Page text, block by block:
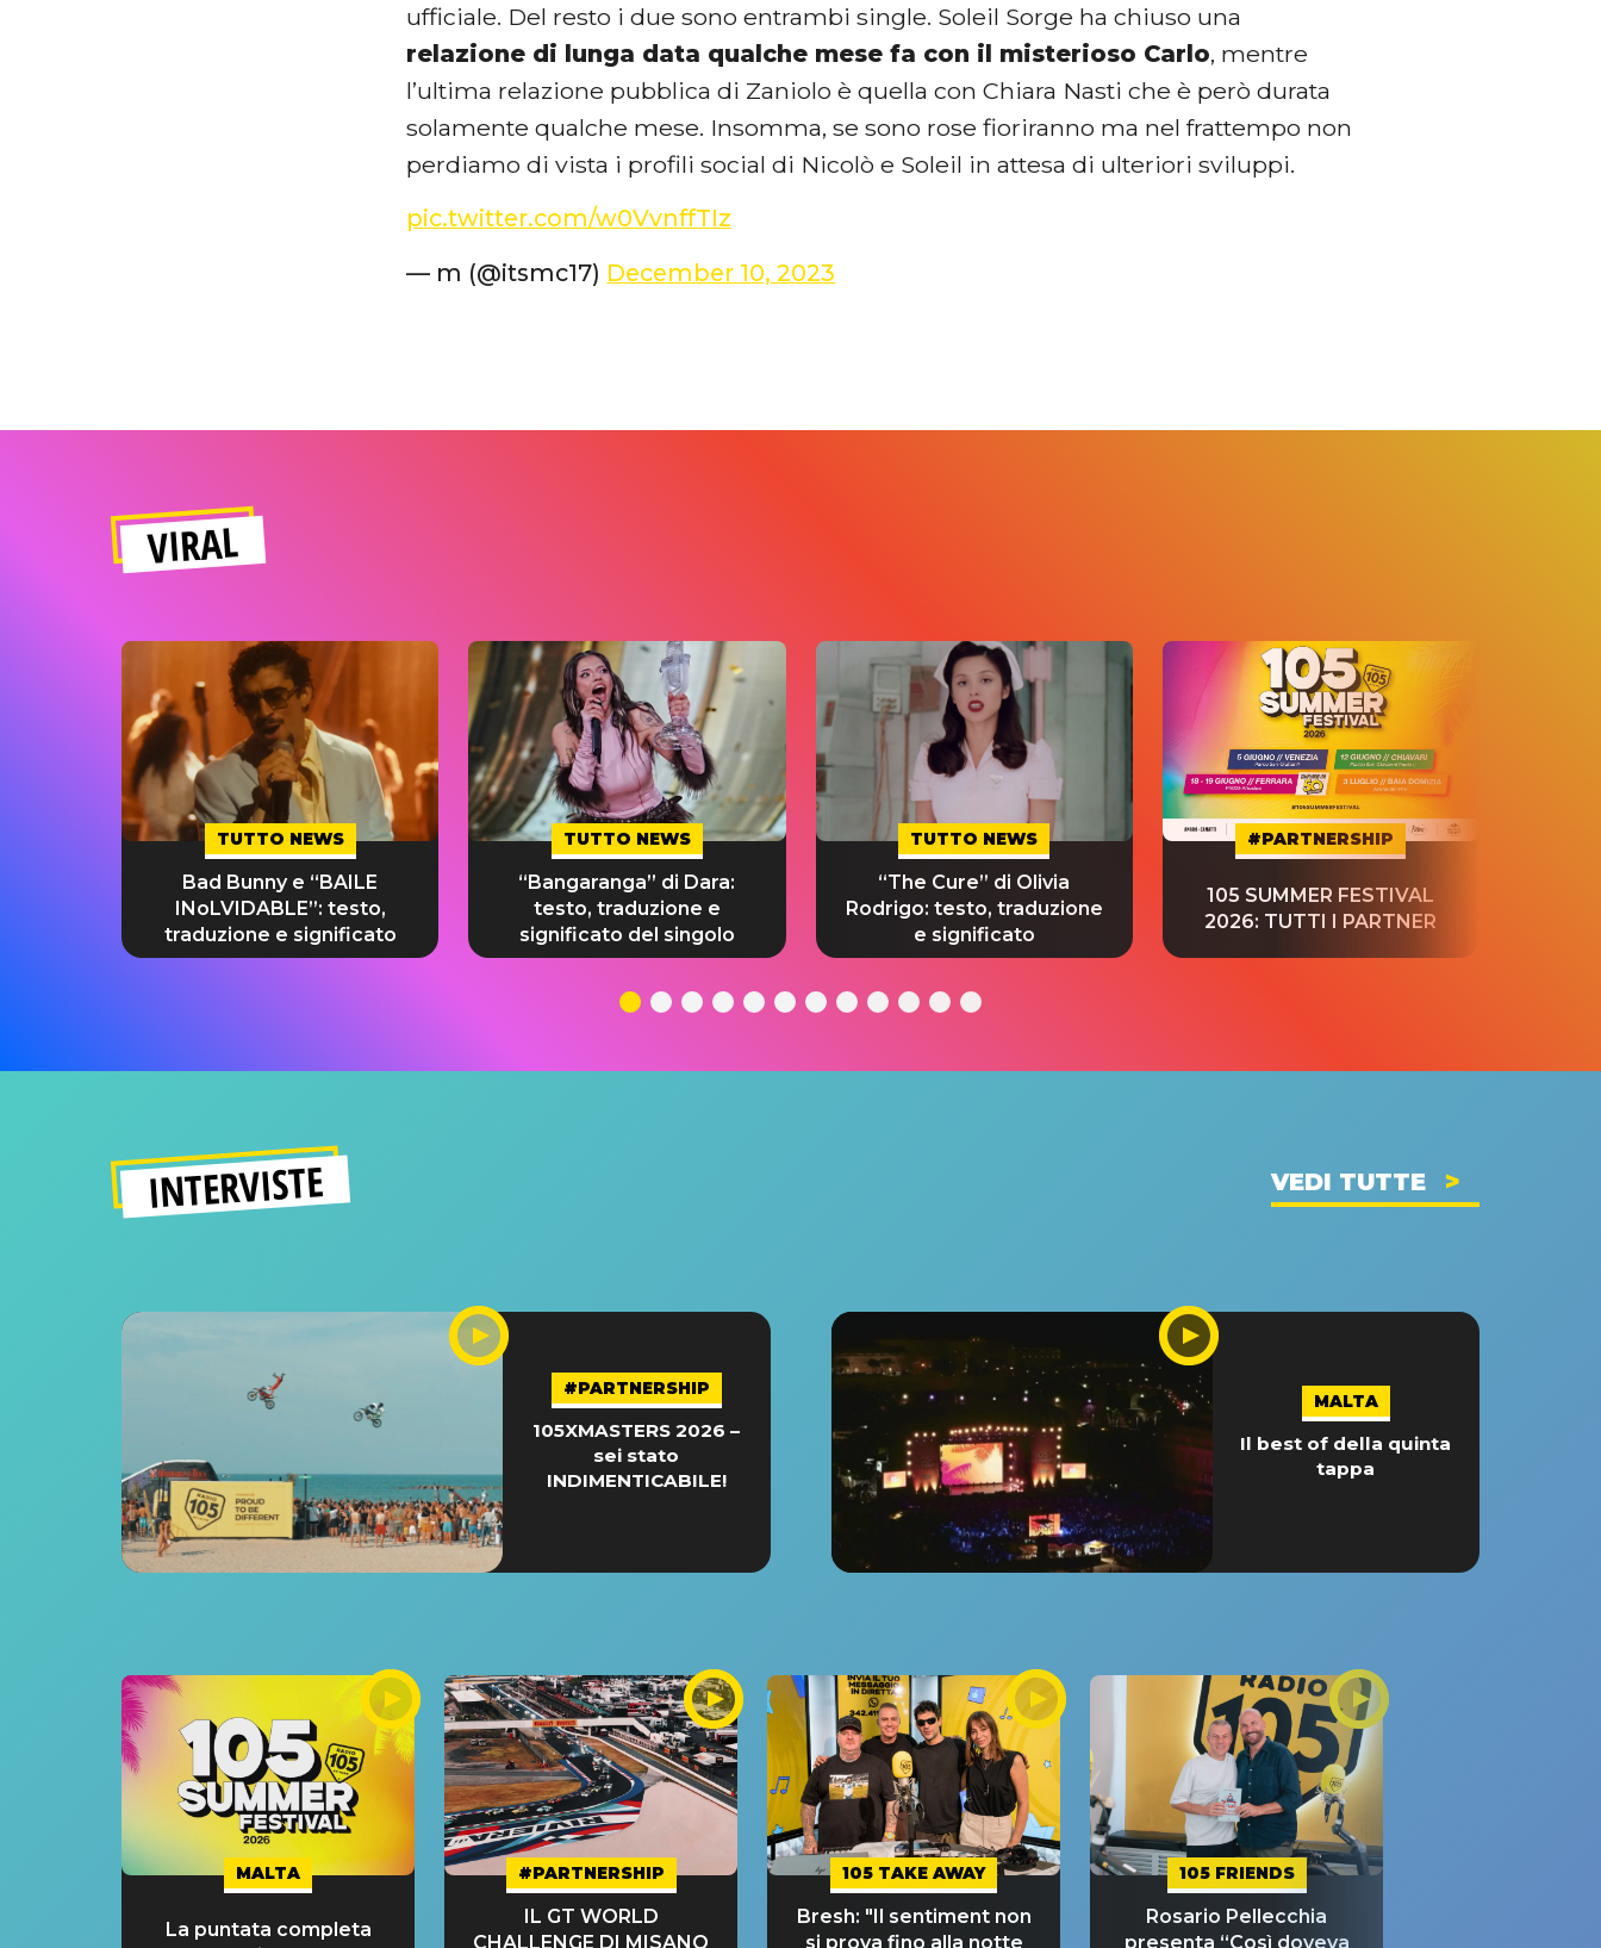
ufficiale. Del resto i due sono entrambi single. Soleil Sorge ha chiuso una
relazione di lunga data qualche mese fa con il misterioso Carlo, mentre
l’ultima relazione pubblica di Zaniolo è quella con Chiara Nasti che è però durata
solamente qualche mese. Insomma, se sono rose fioriranno ma nel frattempo non
perdiamo di vista i profili social di Nicolò e Soleil in attesa di ulteriori sviluppi.
pic.twitter.com/w0VvnffTIz
— m (@itsmc17) December 10, 2023
VIRAL
TUTTO NEWS
Bad Bunny e “BAILE
INoLVIDABLE”: testo,
traduzione e significato
TUTTO NEWS
“Bangaranga” di Dara:
testo, traduzione e
significato del singolo
TUTTO NEWS
“The Cure” di Olivia
Rodrigo: testo, traduzione
e significato
#PARTNERSHIP
105 SUMMER FESTIVAL
2026: TUTTI I PARTNER
INTERVISTE VEDI TUTTE
#PARTNERSHIP
105XMASTERS 2026 –
sei stato
INDIMENTICABILE!
MALTA
Il best of della quinta
tappa
MALTA
La puntata completa
#PARTNERSHIP
IL GT WORLD
CHALLENGE DI MISANO
105 TAKE AWAY
Bresh: "Il sentiment non
si prova fino alla notte
105 FRIENDS
Rosario Pellecchia
presenta “Così doveva